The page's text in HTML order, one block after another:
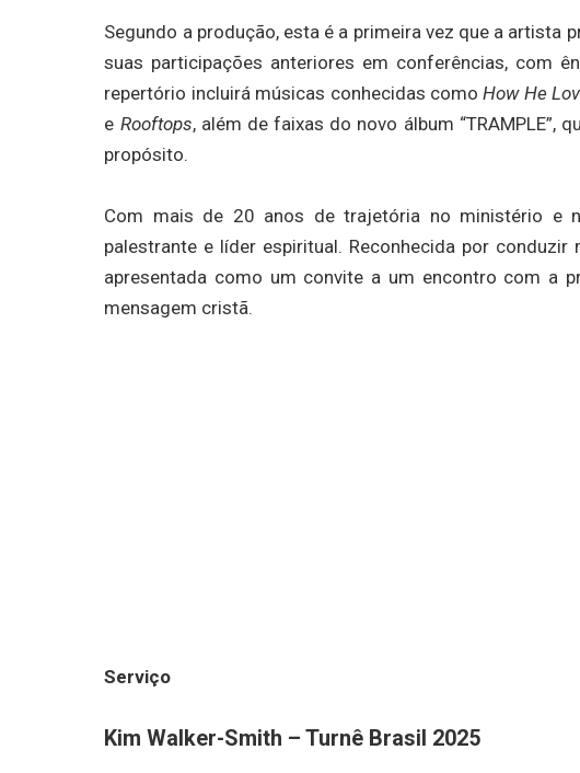
Segundo a produção, esta é a primeira vez que a artista
suas participações anteriores em conferências, com
repertório incluirá músicas conhecidas comoHow He
e Rooftops, além de faixas do novo álbum “TRAMPLE”,
propósito.
Com mais de 20 anos de trajetória no ministério e
palestrante e líder espiritual. Reconhecida por
apresentada como um convite a um encontro com a
mensagem cristã.
Serviço
Kim Walker-Smith – Turnê Brasil 2025